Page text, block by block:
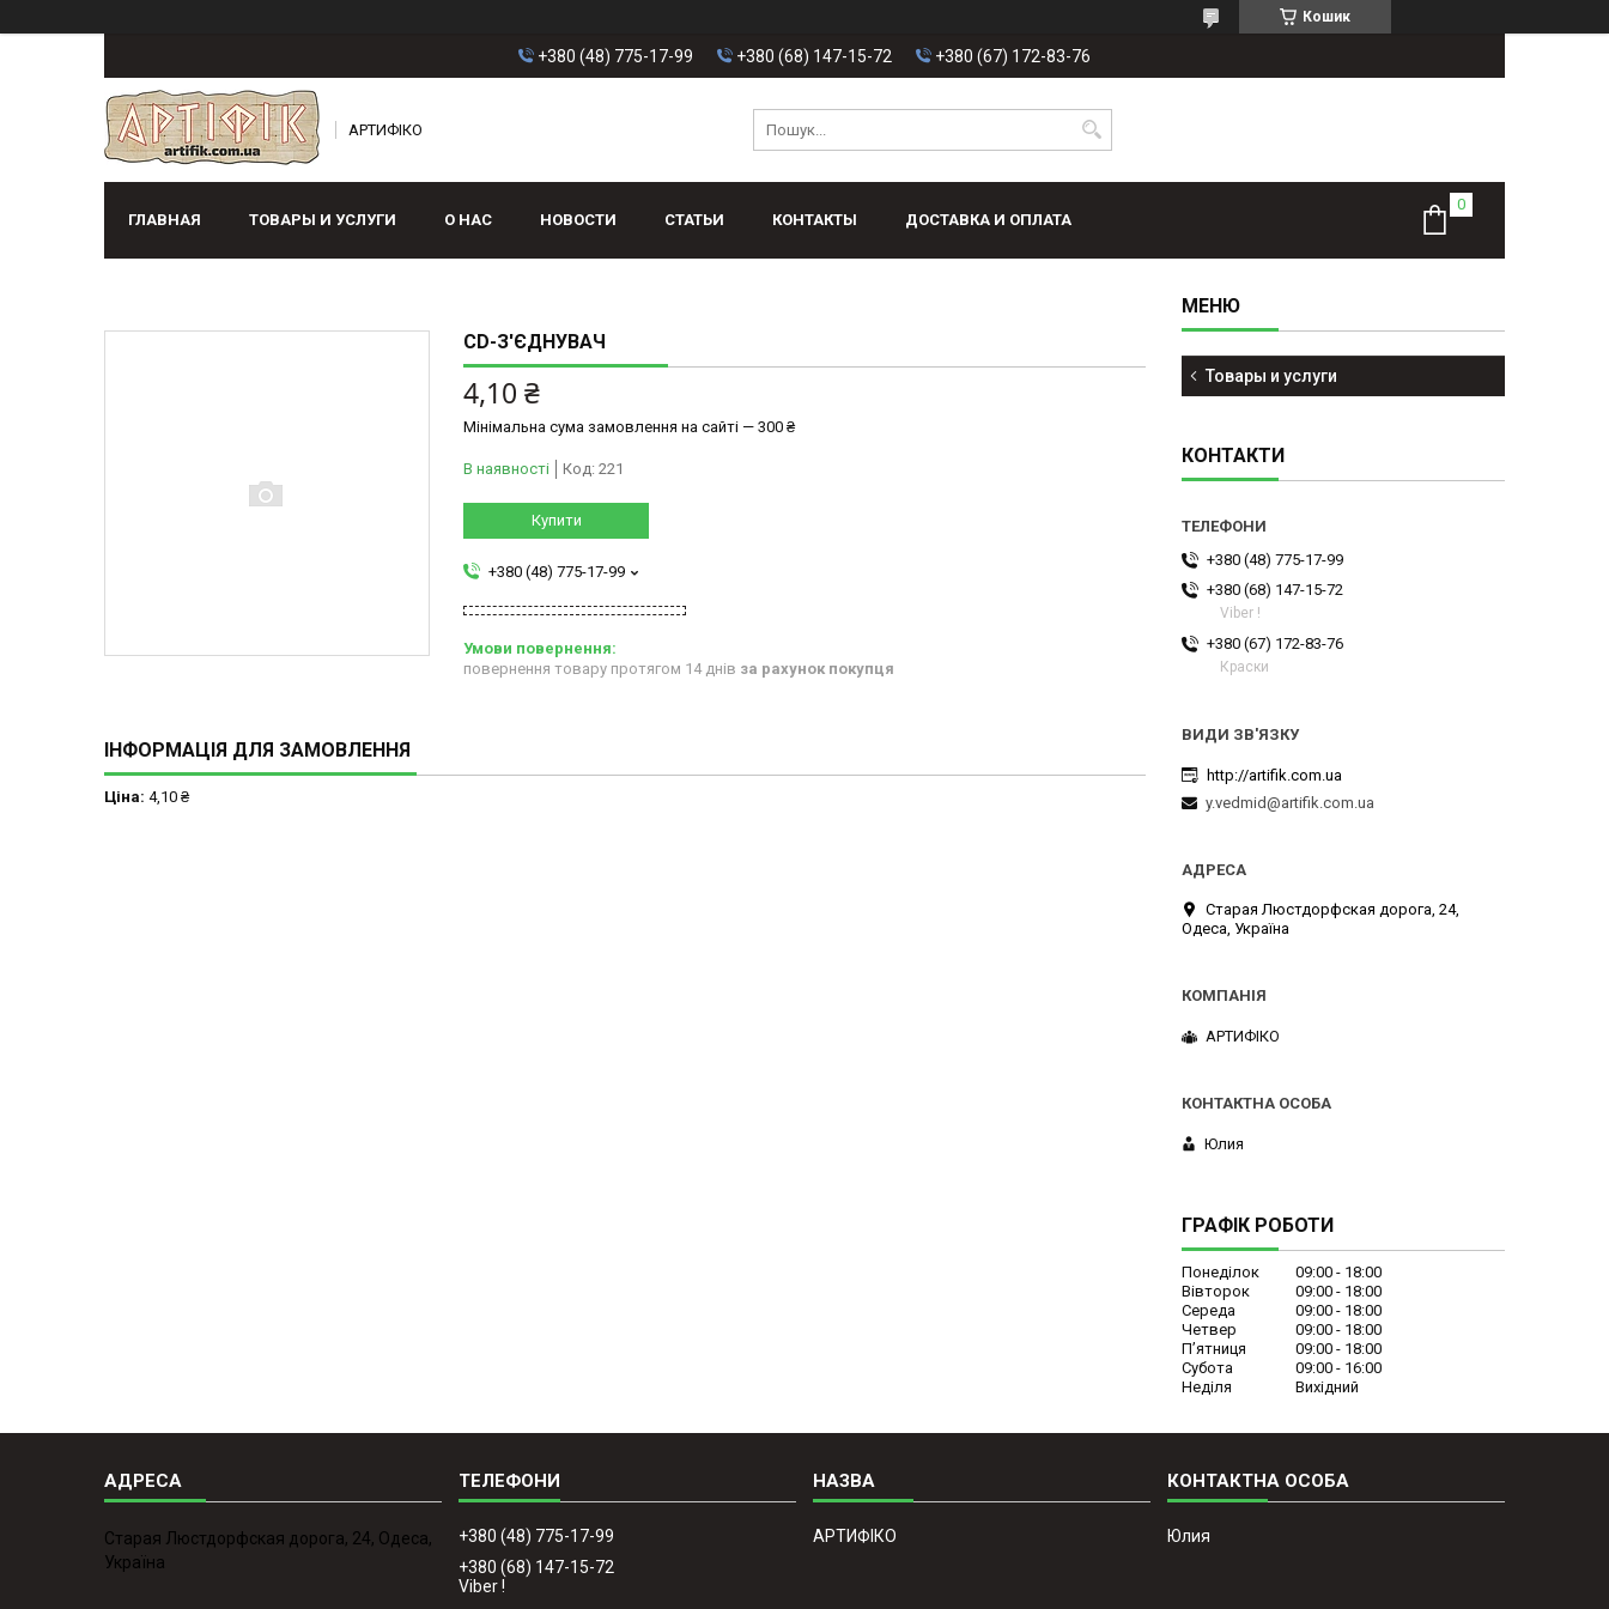
Кошик
+380 (48) 775-17-99 +380 (68) 147-15-72 +380 (67) 172-83-76
АРТИФІКО
ГЛАВНАЯ ТОВАРЫ И УСЛУГИ О НАС НОВОСТИ СТАТЬИ КОНТАКТЫ ДОСТАВКА И ОПЛАТА
CD-З'ЄДНУВАЧ
4,10 ₴
Мінімальна сума замовлення на сайті — 300 ₴
В наявності Код: 221
Купити
+380 (48) 775-17-99
повернення товару протягом 14 днів за рахунок покупця
ІНФОРМАЦІЯ ДЛЯ ЗАМОВЛЕННЯ
Ціна: 4,10 ₴
Товары и услуги
КОНТАКТИ
+380 (48) 775-17-99
+380 (68) 147-15-72
Viber !
+380 (67) 172-83-76
Краски
http://artifik.com.ua
y.vedmid@artifik.com.ua
Старая Люстдорфская дорога, 24,
Одеса, Україна
АРТИФІКО
Юлия
ГРАФІК РОБОТИ
Понеділок 09:00
18:00
Вівторок
09:00
18:00
Середа
09:00
18:00
Четвер
09:00
18:00
Пʼятниця
09:00
18:00
Субота
09:00
16:00
Неділя
Вихідний
Старая Люстдорфская дорога, 24, Одеса,
Україна
+380 (48) 775-17-99
+380 (68) 147-15-72
Viber !
АРТИФІКО Юлия